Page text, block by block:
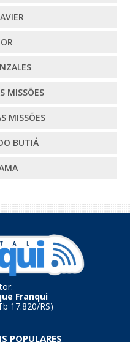
MISSÕES
MISSÕES
BUTIÁ
Franqui
17.820/RS)
POPULARES